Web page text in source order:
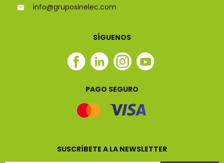
info@gruposinelec.com
SÍGUENOS
Facebook
Linkedin
Instagram
Youtube
PAGO SEGURO
SUSCRÍBETE A LA NEWSLETTER